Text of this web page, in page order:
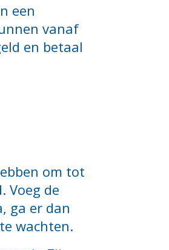
een
vanaf
en betaal
om tot
Voeg de
ga er dan
wachten.